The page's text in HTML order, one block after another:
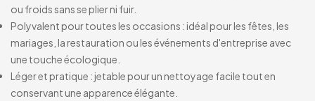
ou froids sans se plier ni fuir.
Polyvalent pour toutes les occasions : idéal pour les fêtes, les
mariages, la restauration ou les événements d'entreprise avec
une touche écologique.
Léger et pratique : jetable pour un nettoyage facile tout en
conservant une apparence élégante.